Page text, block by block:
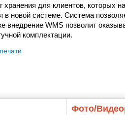
хранения для клиентов, которых
в новой системе. Система
внедрение WMS позволит
комплектации.
Фото/